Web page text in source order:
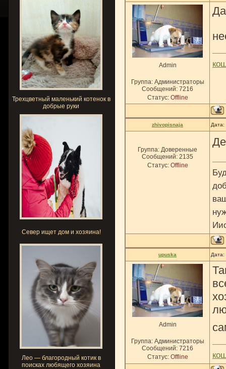
Трехцветный маленький котенок в
добрые руки
Север ищет дом и хозяина!
Лео — благородный котик в
поисках любящего хозяина
Admin
Группа: Администраторы
Сообщений: 7216
Статус: Offline
zhivopisnaja
Группа: Доверенные
Сообщений: 2135
Статус: Offline
upuska
Admin
Группа: Администраторы
Сообщений: 7216
Статус: Offline